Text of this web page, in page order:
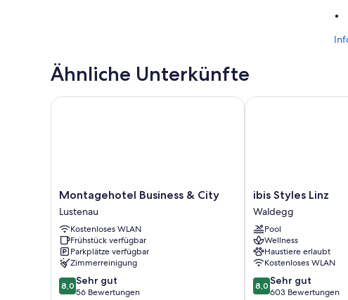
Ähnliche Unterkünfte
Montagehotel
Business
&
City
Lustenau
Montagehotel Business & City
Lustenau
Kostenloses WLAN
Frühstück verfügbar
Parkplätze verfügbar
Zimmerreinigung
8.0
von
8,0 Sehr gut
56 Bewertungen
Montagehotel Business & City
ibis
Styles
Linz
Waldegg
ibis Styles Linz
Waldegg
Pool
Wellness
Haustiere erlaubt
Kostenloses WLAN
8.0
von
8,0 Sehr gut
603 Bewertungen
ibis Styles Linz